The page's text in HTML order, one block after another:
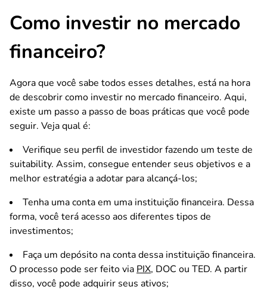
Como investir no mercado
financeiro?
Agora que você sabe todos esses detalhes, está na hora
de descobrir como investir no mercado financeiro. Aqui,
existe um passo a passo de boas práticas que você pode
seguir. Veja qual é:
Verifique seu perfil de investidor fazendo um teste de
suitability. Assim, consegue entender seus objetivos e a
melhor estratégia a adotar para alcançá-los;
Tenha uma conta em uma instituição financeira. Dessa
forma, você terá acesso aos diferentes tipos de
investimentos;
Faça um depósito na conta dessa instituição financeira.
O processo pode ser feito via PIX, DOC ou TED. A partir
disso, você pode adquirir seus ativos;